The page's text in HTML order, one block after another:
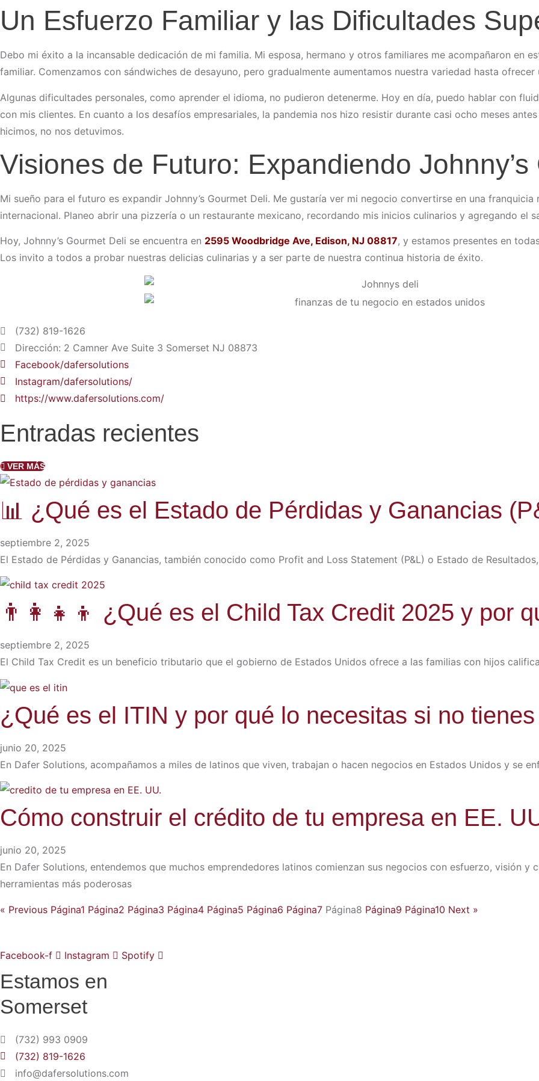
Un Esfuerzo Familiar y las Dificultades
Debo mi éxito a la incansable dedicación de mi familia. Mi esposa, hermano y otros familiares me acompañaron en
familiar. Comenzamos con sándwiches de desayuno, pero gradualmente aumentamos nuestra variedad hasta
Algunas dificultades personales, como aprender el idioma, no pudieron detenerme. Hoy en día, puedo hablar con
con mis clientes. En cuanto a los desafíos empresariales, la pandemia nos hizo resistir durante casi ocho meses
hicimos, no nos detuvimos.
Visiones de Futuro: Expandiendo
Mi sueño para el futuro es expandir Johnny’s Gourmet Deli. Me gustaría ver mi negocio convertirse en una
internacional. Planeo abrir una pizzería o un restaurante mexicano, recordando mis inicios culinarios y agregando el
Hoy, Johnny’s Gourmet Deli se encuentra en 2595 Woodbridge Ave, Edison, NJ 08817, y estamos presentes en
Los invito a todos a probar nuestras delicias culinarias y a ser parte de nuestra continua historia de éxito.
(732) 819-1626
Dirección: 2 Camner Ave Suite 3 Somerset NJ 08873
Facebook/dafersolutions
Instagram/dafersolutions/
https://www.dafersolutions.com/
Entradas recientes
VER MÁS
📊 ¿Qué es el Estado de Pérdidas y Ganancias
septiembre 2, 2025
El Estado de Pérdidas y Ganancias, también conocido como Profit and Loss Statement (P&L) o Estado de
👨‍👩‍👧‍👦 ¿Qué es el Child Tax Credit 2025 y por
septiembre 2, 2025
El Child Tax Credit es un beneficio tributario que el gobierno de Estados Unidos ofrece a las familias con hijos
¿Qué es el ITIN y por qué lo necesitas si no
junio 20, 2025
En Dafer Solutions, acompañamos a miles de latinos que viven, trabajan o hacen negocios en Estados Unidos y se
Cómo construir el crédito de tu empresa en EE.
junio 20, 2025
En Dafer Solutions, entendemos que muchos emprendedores latinos comienzan sus negocios con esfuerzo, visión y
herramientas más poderosas
« Previous Página1 Página2 Página3 Página4 Página5 Página6 Página7 Página8 Página9 Página10 Next »
Facebook-f Instagram Spotify
Estamos en
Somerset
(732) 993 0909
(732) 819-1626
info@dafersolutions.com